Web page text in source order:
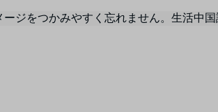
ジをつかみやすく忘れません。生活中国